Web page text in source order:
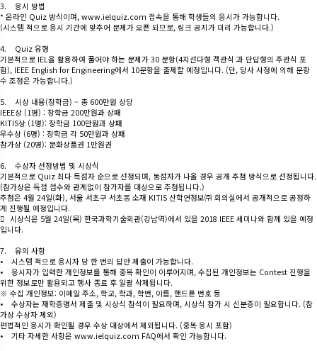
3. 응시 방법
* 온라인 Quiz 방식이며, www.ielquiz.com 접속을 통해 학생들의 응시가 가능합니다.
(시스템 적으로 응시 기간에 맞추어 문제가 오픈 되므로, 링크 공지가 미리 가능합니다.)
4. Quiz 유형
기본적으로 IEL을 활용하여 풀어야 하는 문제가 30 문항(4지선다형 객관식 과 단답형의 주관식 포
함), IEEE English for Engineering에서 10문항을 출제할 예정입니다. (단, 당사 사정에 의해 문항
수 조정은 가능합니다.)
5. 시상 내용(장학금) – 총 600만원 상당
IEEE상 (1명) : 장학금 200만원과 상패
KITIS상 (1명): 장학금 100만원과 상패
우수상 (6명) : 장학금 각 50만원과 상패
참가상 (20명): 문화상품권 1만원권
6. 수상자 선정방법 및 시상식
기본적으로 Quiz 최다 득점자 순으로 선정되며, 동점자가 나올 경우 공개 추첨 방식으로 선정됩니다.
(참가상은 득점 점수와 관계없이 참가자를 대상으로 추첨됩니다.)
추첨은 4월 24일(화), 서울 서초구 서초동 소재 KITIS 산학연정보㈜ 회의실에서 공개적으로 공정하
게 진행될 예정입니다.
 시상식은 5월 24일(목) 한국과학기술회관(강남역)에서 있을 2018 IEEE 세미나와 함께 있을 예정
입니다.
7. 유의 사항
• 시스템 적으로 응시자 당 한 번의 답안 제출이 가능합니다.
• 응시자가 입력한 개인정보를 통해 중복 확인이 이루어지며, 수집된 개인정보는 Contest 진행을
위한 정보로만 활용되고 행사 종료 후 일괄 삭제됩니다.
※ 수집 개인정보: 이메일 주소, 학교, 학과, 학번, 이름, 핸드폰 번호 등
• 수상자는 재학증명서 제출 및 시상식 참석이 필요하며, 시상식 참가 시 신분증이 필요합니다. (참
가상 수상자 제외)
편법적인 응시가 확인될 경우 수상 대상에서 제외됩니다. (중복 응시 포함)
• 기타 자세한 사항은 www.ielquiz.com FAQ에서 확인 가능합니다.